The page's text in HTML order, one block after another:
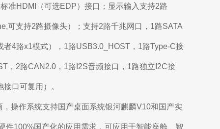
准HDMI（可选EDP）接口；显示输入支持2路
可支持2路摄像头）；支持2路千兆网口，1路SATA
4路x1模式），1路USB3.0_HOST，1路Type-C接
，2路CAN2.0，1路I2S音频接口，1路独立I2C接
口可复用）。
操作系统支持国产桌面系统银河麒麟V10和国产实
件100%国产化的应用需求，可应用于智能座舱、智